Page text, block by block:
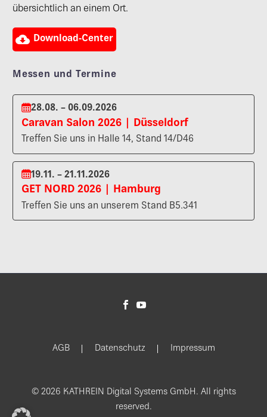
übersichtlich an einem Ort.
 Download-Center
Messen und Termine
28.08. – 06.09.2026
Caravan Salon 2026 | Düsseldorf
Treffen Sie uns in Halle 14, Stand 14/D46
19.11. – 21.11.2026
GET NORD 2026 | Hamburg
Treffen Sie uns an unserem Stand B5.341
AGB Datenschutz Impressum
© 2026 KATHREIN Digital Systems GmbH. All rights
reserved.